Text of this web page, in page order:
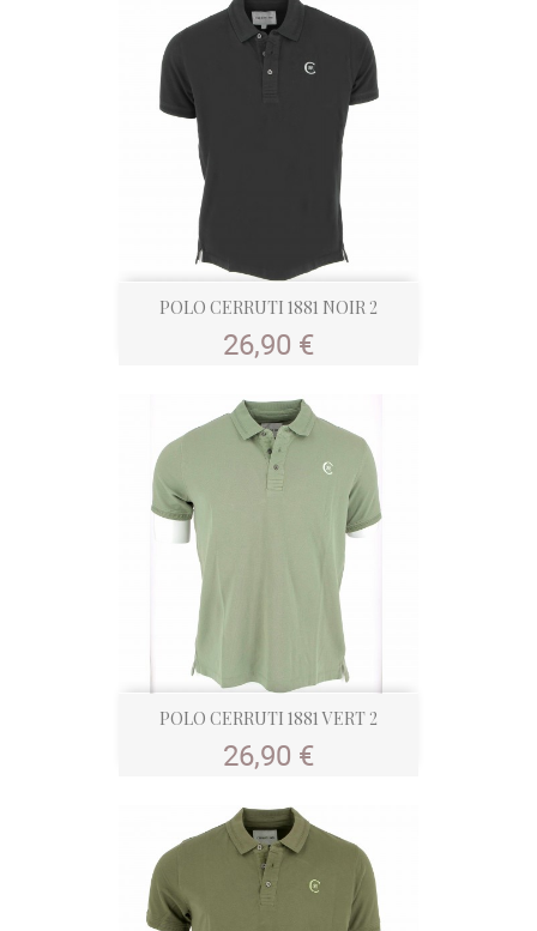
POLO CERRUTI 1881 NOIR 2
Prix
26,90 €
POLO CERRUTI 1881 VERT 2
Prix
26,90 €